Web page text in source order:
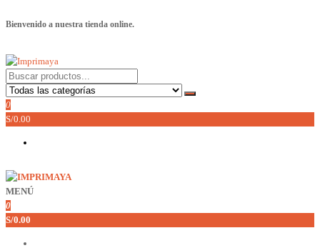
al
Bienvenido a nuestra tienda online.
Imprimaya
Lo tenemos todo!
0
S/0.00
Imprimaya
Lo tenemos todo!
MENÚ
0
S/0.00